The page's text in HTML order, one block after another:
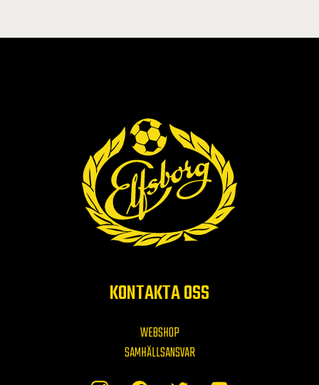
KONTAKTA OSS
WEBSHOP
SAMHÄLLSANSVAR